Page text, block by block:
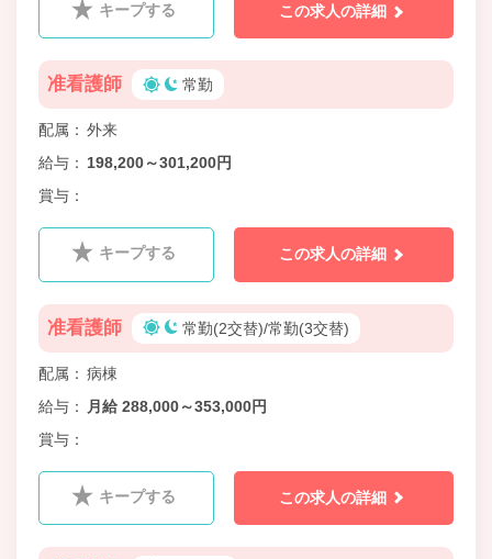
キープする この求人の詳細
准看護師 常勤
配属
外来
給与
198,200～301,200円
賞与
キープする この求人の詳細
准看護師 常勤(2交替)/常勤(3交替)
配属
病棟
給与
月給 288,000～353,000円
賞与
キープする この求人の詳細